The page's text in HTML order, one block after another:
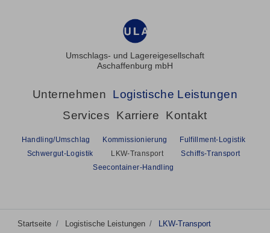
Umschlags- und Lagereigesellschaft
Aschaffenburg mbH
Unternehmen Logistische Leistungen
Handling/Umschlag Kommissionierung
Fulfillment-Logistik
Schwergut-Logistik
LKW-Transport
Schiffs-Transport
Seecontainer-Handling
Services Karriere Kontakt
Startseite Logistische Leistungen LKW-Transport